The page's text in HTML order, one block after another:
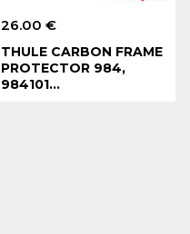
26.00 €
THULE CARBON FRAME
PROTECTOR 984,
984101...